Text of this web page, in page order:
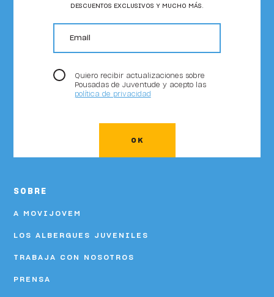
DESCUENTOS EXCLUSIVOS Y MUCHO MÁS.
email
Quiero recibir actualizaciones sobre
Pousadas de Juventude y acepto las
política de privacidad
OK
SOBRE
A MOVIJOVEM
LOS ALBERGUES JUVENILES
TRABAJA CON NOSOTROS
PRENSA